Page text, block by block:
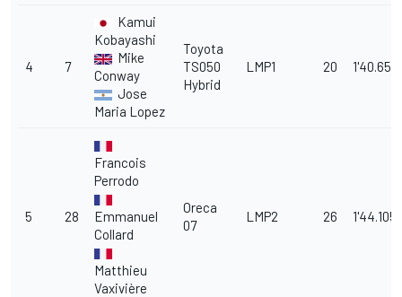
4 7
Kamui
Kobayashi
Mike
Conway
Jose
Maria Lopez
Toyota
TS050
Hybrid
LMP1 20 1'40.656
5 28
Francois
Perrodo
Emmanuel
Collard
Matthieu
Vaxivière
Oreca
07
LMP2 26 1'44.105